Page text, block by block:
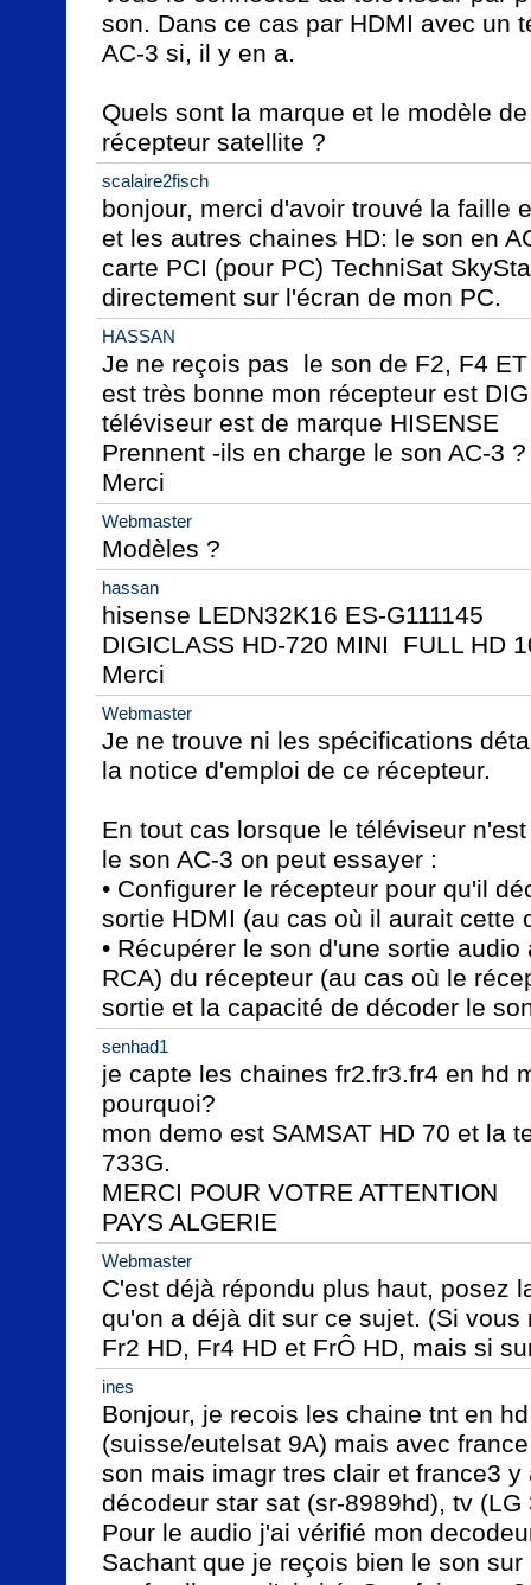
son. Dans ce cas par HDMI avec un
AC-3 si, il y en a.
Quels sont la marque et le modèle
récepteur satellite ?
scalaire2fisch
bonjour, merci d'avoir trouvé la faille
et les autres chaines HD: le son en
carte PCI (pour PC) TechniSat
directement sur l'écran de mon PC.
HASSAN
Je ne reçois pas  le son de F2, F4
est très bonne mon récepteur est
téléviseur est de marque HISENSE
Prennent -ils en charge le son AC-3 ?
Merci
Webmaster
Modèles ?
hassan
hisense LEDN32K16 ES-G111145
DIGICLASS HD-720 MINI  FULL HD
Merci
Webmaster
Je ne trouve ni les spécifications
la notice d'emploi de ce récepteur.
En tout cas lorsque le téléviseur
le son AC-3 on peut essayer :
• Configurer le récepteur pour qu'il
sortie HDMI (au cas où il aurait cette
• Récupérer le son d'une sortie audio
RCA) du récepteur (au cas où le
sortie et la capacité de décoder le
senhad1
je capte les chaines fr2.fr3.fr4 en hd
pourquoi?
mon demo est SAMSAT HD 70 et la
733G.
MERCI POUR VOTRE ATTENTION
PAYS ALGERIE
Webmaster
C'est déjà répondu plus haut, posez
qu'on a déjà dit sur ce sujet. (Si
Fr2 HD, Fr4 HD et FrÔ HD, mais si
ines
Bonjour, je recois les chaine tnt en
(suisse/eutelsat 9A) mais avec
son mais imagr tres clair et france3
décodeur star sat (sr-8989hd), tv (LG
Pour le audio j'ai vérifié mon
Sachant que je reçois bien le son